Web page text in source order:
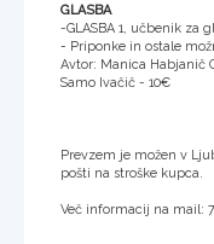
GLASBA
-GLASBA 1, učbenik za
- Priponke in ostale
Avtor: Manica Habjanič
Samo Ivačič - 10€
Prevzem je možen v
pošti na stroške kupca.
Več informacij na mail: